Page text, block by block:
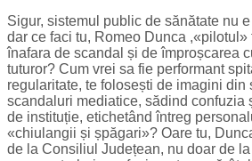
Sigur, sistemul public de sănătate nu
dar ce faci tu, Romeo Dunca
înafara de scandal și de împroșcarea
tuturor? Cum vrei sa fie performant
regularitate, te folosești de imagini din
scandaluri mediatice, sădind confuzia
de instituție, etichetând întreg
«chiulangii și șpăgari»? Oare tu,
de la Consiliul Județean, nu doar de